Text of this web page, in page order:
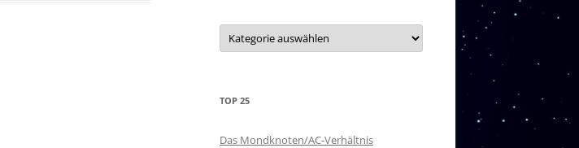
21 – UTTARA ASHADA
24 – SHATABISHAK
Kategorien
TOP 25
Das Mondknoten/AC-Verhältnis